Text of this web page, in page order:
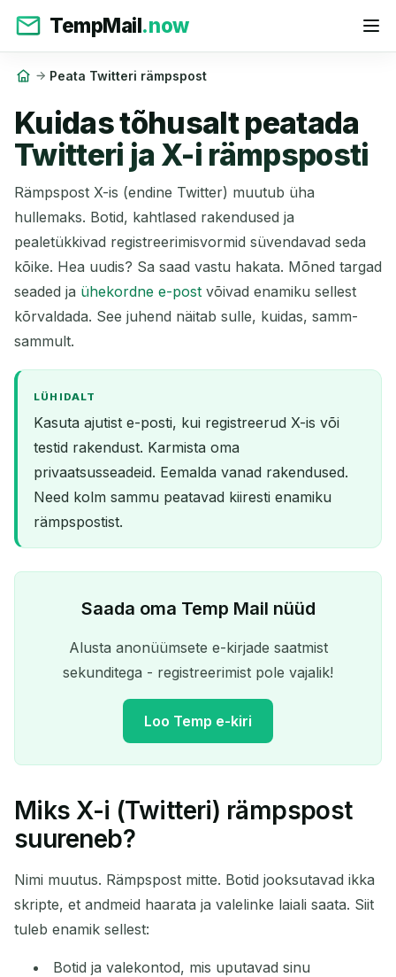
TempMail.now
Peata Twitteri rämpspost
Kuidas tõhusalt peatada
Twitteri ja X-i rämpsposti
Rämpspost X-is (endine Twitter) muutub üha
hullemaks. Botid, kahtlased rakendused ja
pealetükkivad registreerimisvormid süvendavad seda
kõike. Hea uudis? Sa saad vastu hakata. Mõned targad
seaded ja ühekordne e-post võivad enamiku sellest
kõrvaldada. See juhend näitab sulle, kuidas, samm-
sammult.
LÜHIDALT
Kasuta ajutist e-posti, kui registreerud X-is või
testid rakendust. Karmista oma
privaatsusseadeid. Eemalda vanad rakendused.
Need kolm sammu peatavad kiiresti enamiku
rämpspostist.
Saada oma Temp Mail nüüd
Alusta anonüümsete e-kirjade saatmist
sekunditega - registreerimist pole vajalik!
Loo Temp e-kiri
Teie ajutine e-posti aadress:
Kopeeri
Miks X-i (Twitteri) rämpspost
suureneb?
Nimi muutus. Rämpspost mitte. Botid jooksutavad ikka
skripte, et andmeid haarata ja valelinke laiali saata. Siit
tuleb enamik sellest:
Botid ja valekontod, mis uputavad sinu